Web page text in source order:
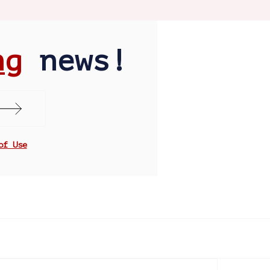
news!
Use